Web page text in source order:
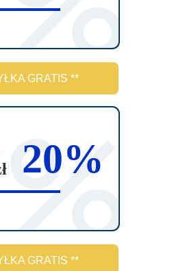
GRATIS **
20%
GRATIS **